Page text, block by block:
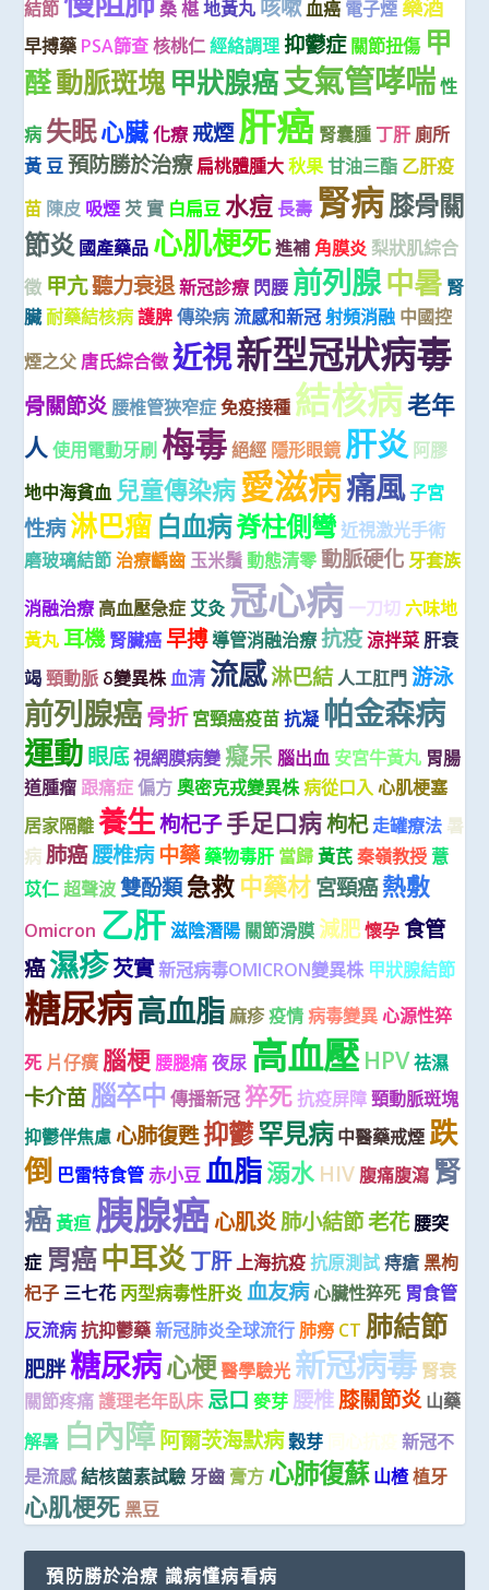
結節 桑 椹 地黃丸 咳嗽血癌 電子煙 藥酒
早搏藥 PSA篩查 核桃仁 經絡調理 抑鬱症 關節扭傷 甲
醛動脈斑塊甲狀腺癌支氣管哮喘性
病 失眠心臟 化療 戒煙肝癌 腎囊腫 丁肝 廁所
黃 豆 預防勝於治療 扁桃體腫大 秋果甘油三酯 乙肝疫
苗 陳皮 吸煙 芡 實 白扁豆 水痘 長壽 腎病膝骨關
節炎 國產藥品 心肌梗死進補 角膜炎 梨狀肌綜合
徵 甲亢聽力衰退新冠診療 閃腰 前列腺中暑 腎
臟耐藥結核病 護脾 傳染病 流感和新冠 射頻消融 中國控
煙之父 唐氏綜合徵近視新型冠狀病毒
骨關節炎 腰椎管狹窄症 免疫接種 結核病老年
人 使用電動牙刷 梅毒 絕經 隱形眼鏡 肝炎 阿膠
地中海貧血 兒童傳染病愛滋病痛風子宮
性病淋巴瘤 白血病脊柱側彎 近視激光手術
磨玻璃結節 治療齲齒 玉米鬚 動態清零 動脈硬化 牙套族
消融治療 高血壓急症 艾灸 冠心病 一刀切 六味地
黃丸 耳機 腎臟癌 早搏導管消融治療 抗疫涼拌菜 肝衰
竭 頸動脈 δ變異株血清 流感淋巴結人工肛門 游泳
前列腺癌骨折 宮頸癌疫苗 抗凝 帕金森病
運動眼底視網膜病變 癡呆 腦出血 安宮牛黃丸 胃腸
道腫瘤 跟痛症 偏方 奧密克戎變異株病從口入 心肌梗塞
居家隔離 養生枸杞子手足口病枸杞 走罐療法 暑
病 肺癌腰椎病中藥 藥物毒肝 當歸 黃芪 秦嶺教授 薏
苡仁 超聲波 雙酚類急救 中藥材宮頸癌熱敷
Omicron 乙肝 滋陰潛陽 關節滑膜 減肥懷孕 食管
癌濕疹芡實新冠病毒OMICRON變異株 甲狀腺結節
糖尿病高血脂 麻疹 疫情 病毒變異 心源性猝
死 片仔癀 腦梗 腰腿痛 夜尿 高血壓HPV祛濕
卡介苗腦卒中 傳播新冠 猝死 抗疫屏障 頸動脈斑塊
抑鬱伴焦慮 心肺復甦抑鬱罕見病 中醫藥戒煙 跌
倒 巴雷特食管 赤小豆 血脂溺水 HIV 腹痛腹瀉 腎
癌 黃疸 胰腺癌心肌炎肺小結節老花腰突
症 胃癌中耳炎丁肝上海抗疫 抗原測試 痔瘡 黑枸
杞子 三七花 丙型病毒性肝炎 血友病心臟性猝死 胃食管
反流病 抗抑鬱藥 新冠肺炎全球流行 肺癆 CT 肺結節
肥胖糖尿病心梗醫學驗光 新冠病毒 腎衰
關節疼痛 護理老年臥床 忌口 麥芽 腰椎膝關節炎 山藥
解暑 白內障 阿爾茨海默病穀芽
新冠不
是流感結核菌素試驗 牙齒 膏方 心肺復蘇 山楂 植牙
心肌梗死 黑豆
預防勝於治療 識病懂病看病